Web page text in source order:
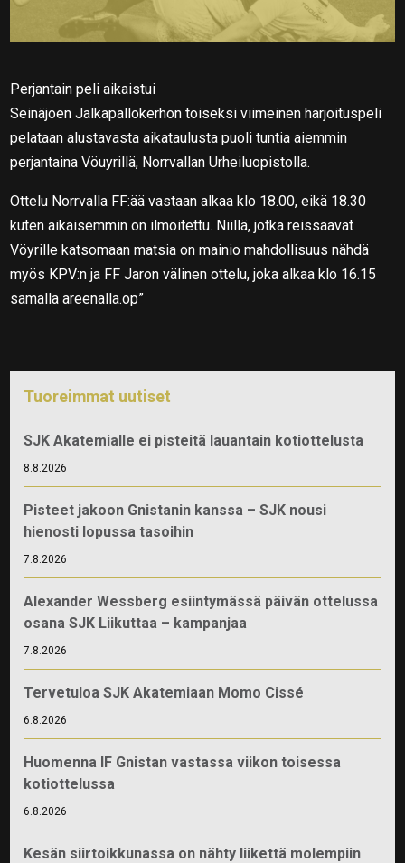
Perjantain peli aikaistui
Seinäjoen Jalkapallokerhon toiseksi viimeinen harjoituspeli
pelataan alustavasta aikataulusta puoli tuntia aiemmin
perjantaina Vöuyrillä, Norrvallan Urheiluopistolla.
Ottelu Norrvalla FF:ää vastaan alkaa klo 18.00, eikä 18.30
kuten aikaisemmin on ilmoitettu. Niillä, jotka reissaavat
Vöyrille katsomaan matsia on mainio mahdollisuus nähdä
myös KPV:n ja FF Jaron välinen ottelu, joka alkaa klo 16.15
samalla areenalla.op”
Tuoreimmat uutiset
SJK Akatemialle ei pisteitä lauantain kotiottelusta
8.8.2026
Pisteet jakoon Gnistanin kanssa – SJK nousi
hienosti lopussa tasoihin
7.8.2026
Alexander Wessberg esiintymässä päivän ottelussa
osana SJK Liikuttaa – kampanjaa
7.8.2026
Tervetuloa SJK Akatemiaan Momo Cissé
6.8.2026
Huomenna IF Gnistan vastassa viikon toisessa
kotiottelussa
6.8.2026
Kesän siirtoikkunassa on nähty liikettä molempiin